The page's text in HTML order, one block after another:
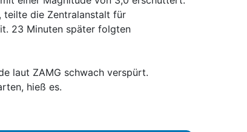
teilte die Zentralanstalt für
23 Minuten später folgten
laut ZAMG schwach verspürt.
hieß es.